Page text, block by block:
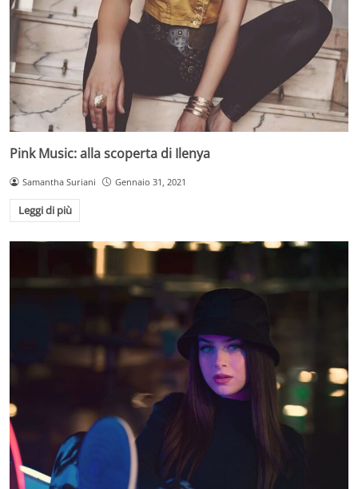
Pink Music: alla scoperta di Ilenya
Samantha Suriani Gennaio 31, 2021
Leggi di più